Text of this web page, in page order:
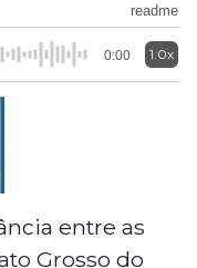
readme
0:00 1.0x
entre as
Grosso do